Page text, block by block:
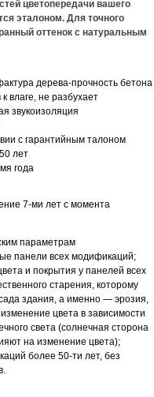
цветопередачи вашего
эталоном. Для точного
оттенок с натуральным
дерева-прочность бетона
влаге, не разбухает
звукоизоляция
с гарантийным талоном
лет
года
7-ми лет с момента
параметрам
панели всех модификаций;
и покрытия у панелей всех
старения, которому
здания, а именно — эрозия,
цвета в зависимости
света (солнечная сторона
на изменение цвета);
более 50-ти лет, без